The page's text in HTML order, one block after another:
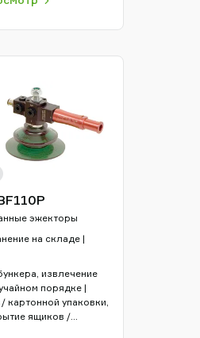
эжекторы
на складе |
извлечение
порядке |
картонной упаковки,
ящиков /